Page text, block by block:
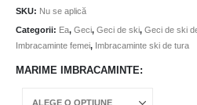
SKU: Nu se aplică
Categorii: Ea, Geci, Geci de ski, Geci de ski
Imbracaminte femei, Imbracaminte ski de tura
MARIME IMBRACAMINTE